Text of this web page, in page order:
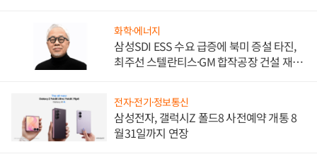
화학·에너지
삼성SDI ESS 수요 급증에 북미 증설 타진,
최주선 스텔란티스·GM 합작공장 건설 재추
전자·전기·정보통신
삼성전자, 갤럭시Z 폴드8 사전예약 개통 8
월31일까지 연장